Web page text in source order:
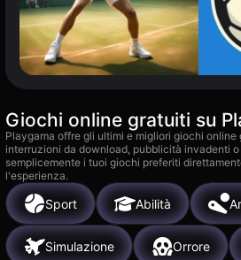
Giochi online gratuiti su
Playgama offre gli ultimi e migliori giochi
interruzioni da download, pubblicità invadenti
semplicemente i tuoi giochi preferiti
l'esperienza.
Sport Abilità
Simulazione Orrore